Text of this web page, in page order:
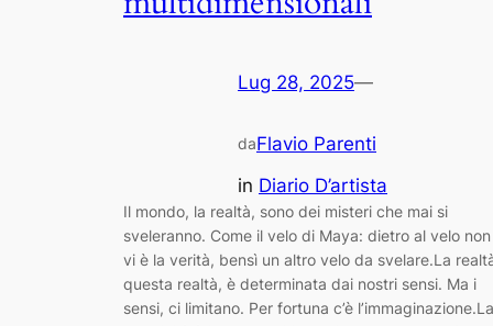
Lug 28, 2025—
daFlavio Parenti
in Diario D’artista
Il mondo, la realtà, sono dei misteri che mai si
sveleranno. Come il velo di Maya: dietro al velo non
vi è la verità, bensì un altro velo da svelare.La
questa realtà, è determinata dai nostri sensi. Ma i
sensi, ci limitano. Per fortuna c’è l’immaginazione.La